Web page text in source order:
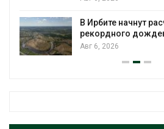
для охраны
Авг 5, 2026